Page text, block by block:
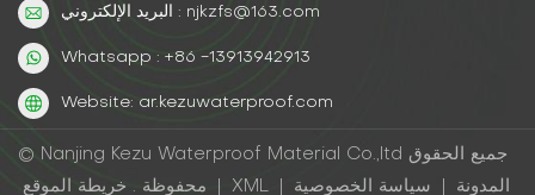
البريد الإلكتروني : njkzfs@163.com
Whatsapp : +86 -13913942913
Website: ar.kezuwaterproof.com
© Nanjing Kezu Waterproof Material Co.,ltd جميع الحقوق
محفوظة .
XML المدونة سياسة الخصوصية